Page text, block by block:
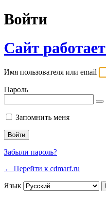
Войти
Сайт
Имя пользователя или email
Пароль
Запомнить меня
Забыли пароль?
← Перейти к cdmarf.ru
Язык